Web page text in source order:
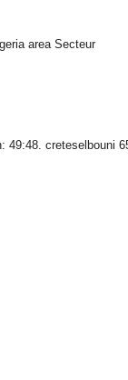
area Secteur
49:48. creteselbouni